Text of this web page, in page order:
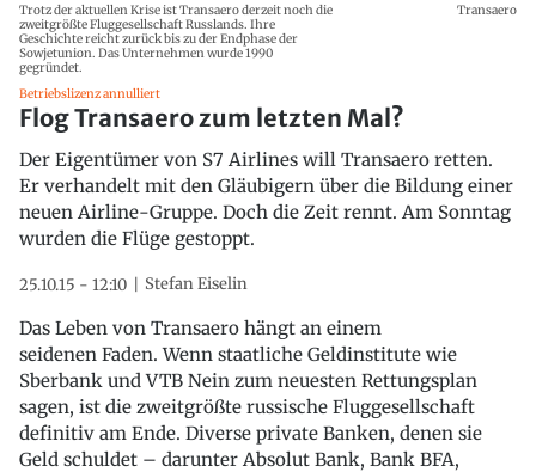
Trotz der aktuellen Krise ist Transaero derzeit noch die
zweitgrößte Fluggesellschaft Russlands. Ihre
Geschichte reicht zurück bis zu der Endphase der
Sowjetunion. Das Unternehmen wurde 1990
gegründet.
Transaero
Betriebslizenz annulliert
Flog Transaero zum letzten Mal?
Der Eigentümer von S7 Airlines will Transaero retten.
Er verhandelt mit den Gläubigern über die Bildung einer
neuen Airline-Gruppe. Doch die Zeit rennt. Am Sonntag
wurden die Flüge gestoppt.
25.10.15 - 12:10 Stefan Eiselin
Das Leben von Transaero hängt an einem
seidenen Faden. Wenn staatliche Geldinstitute wie
Sberbank und VTB Nein zum neuesten Rettungsplan
sagen, ist die zweitgrößte russische Fluggesellschaft
definitiv am Ende. Diverse private Banken, denen sie
Geld schuldet – darunter Absolut Bank, Bank BFA,